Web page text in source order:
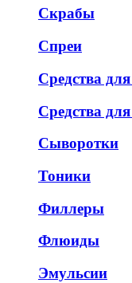
Скрабы
Спреи
Средства
Средства
Сыворотки
Тоники
Филлеры
Флюиды
Эмульсии